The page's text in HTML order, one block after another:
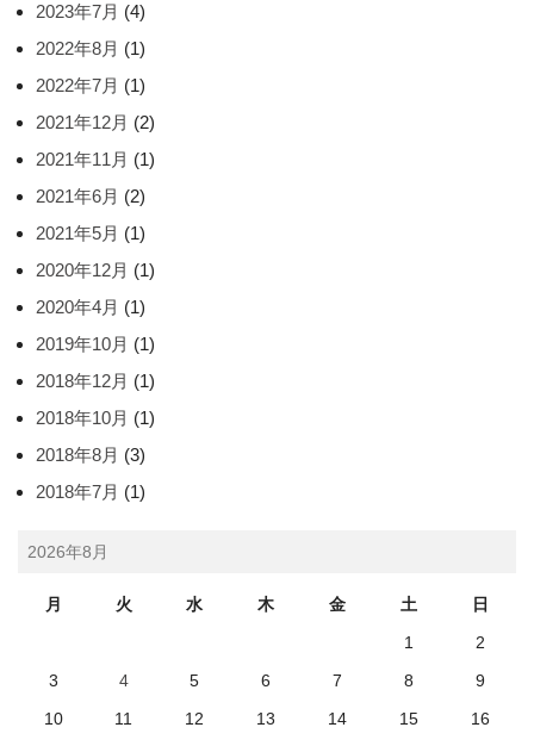
2023年7月 (4)
2022年8月 (1)
2022年7月 (1)
2021年12月 (2)
2021年11月 (1)
2021年6月 (2)
2021年5月 (1)
2020年12月 (1)
2020年4月 (1)
2019年10月 (1)
2018年12月 (1)
2018年10月 (1)
2018年8月 (3)
2018年7月 (1)
2026年8月
月 火 水 木 金 土
日
1
2
3
4 5 6 7 8
9
10
11 12 13 14 15
16